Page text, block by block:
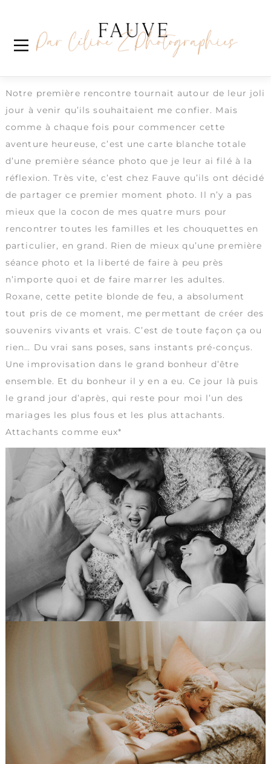
Charlotte & Loïc
Notre première rencontre tournait autour de leur joli
jour à venir qu’ils souhaitaient me confier. Mais
comme à chaque fois pour commencer cette
aventure heureuse, c’est une carte blanche totale
d’une première séance photo que je leur ai filé à la
réflexion. Très vite, c’est chez Fauve qu’ils ont décidé
de partager ce premier moment photo. Il n’y a pas
mieux que la cocon de mes quatre murs pour
rencontrer toutes les familles et les chouquettes en
particulier, en grand. Rien de mieux qu’une première
séance photo et la liberté de faire à peu près
n’importe quoi et de faire marrer les adultes.
Roxane, cette petite blonde de feu, a absolument
tout pris de ce moment, me permettant de créer des
souvenirs vivants et vrais. C’est de toute façon ça ou
rien… Du vrai sans poses, sans instants pré-conçus.
Une improvisation dans le grand bonheur d’être
ensemble. Et du bonheur il y en a eu. Ce jour là puis
le grand jour d’après, qui reste pour moi l’un des
mariages les plus fous et les plus attachants.
Attachants comme eux*